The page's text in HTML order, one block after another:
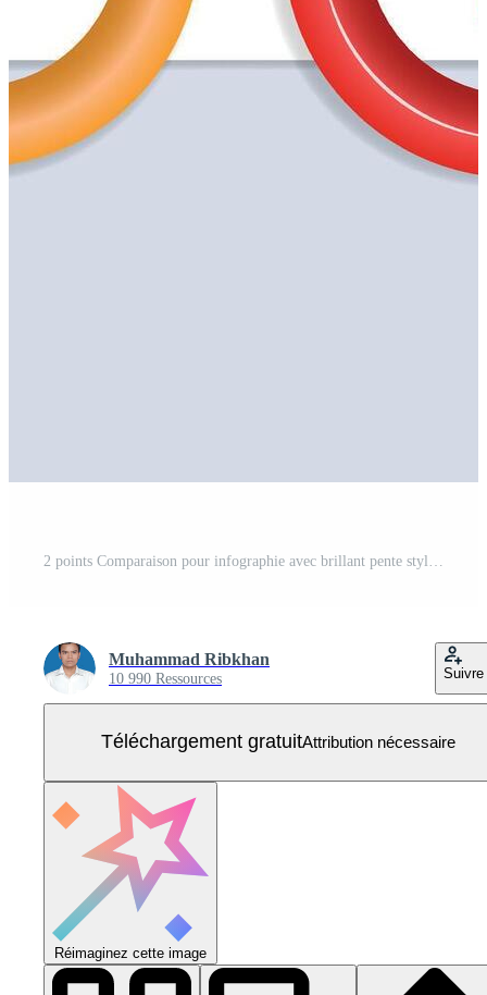
Muhammad Ribkhan
10 990 Ressources Suivre
Téléchargement gratuitAttribution nécessaire
Réimaginez cette image